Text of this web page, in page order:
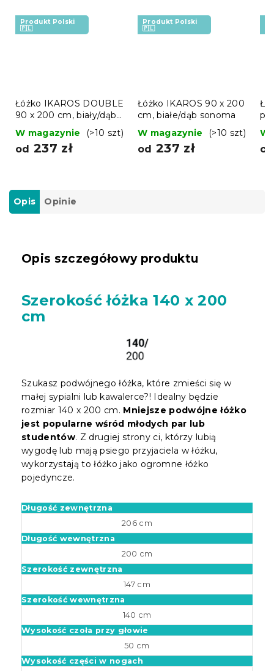
Produkt Polski
🇵🇱
Łóżko IKAROS DOUBLE
90 x 200 cm, biały/dąb
W magazynie (>10 szt)
od 237 zł
Produkt Polski
🇵🇱
Łóżko IKAROS 90 x 200
cm, białe/dąb sonoma
W magazynie
(>10 szt)
od 237 zł
W
od
Opis Opinie
Opis szczegółowy produktu
Szerokość łóżka 140 x 200
cm
Szukasz podwójnego łóżka, które zmieści się w
małej sypialni lub kawalerce?! Idealny będzie
rozmiar 140 x 200 cm. Mniejsze podwójne łóżko
jest popularne wśród młodych par lub
studentów. Z drugiej strony ci, którzy lubią
wygodę lub mają psiego przyjaciela w łóżku,
wykorzystają to łóżko jako ogromne łóżko
pojedyncze.
Długość zewnętrzna
206 cm
Długość wewnętrzna
200 cm
Szerokość zewnętrzna
147 cm
Szerokość wewnętrzna
140 cm
Wysokość czoła przy głowie
50 cm
Wysokość części w nogach